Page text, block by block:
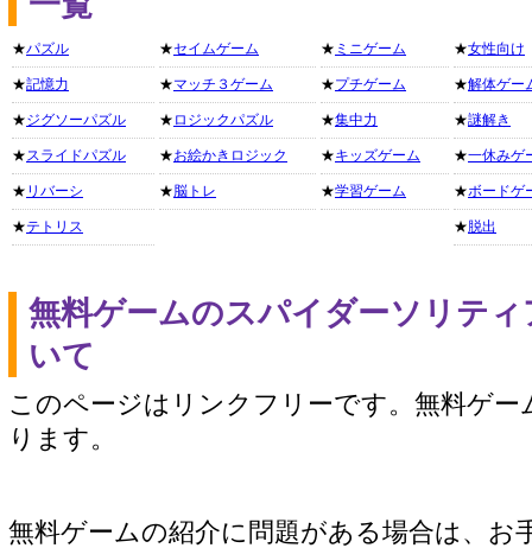
★パズル
★記憶力
★ジグソーパズル
★スライドパズル
★ リバーシ
★テトリス
★セイムゲーム
★マッチ３ゲーム
★ ロジックパズル
★お絵かきロジック
★脳トレ
★ ミニゲーム
★プチゲーム
★集中力
★キッズゲーム
★学習ゲーム
★女性向け
★解体ゲー
★謎解き
★一休みゲ
★ボードゲ
★ 脱出
無料ゲームのスパイダーソリテ
いて
このページはリンクフリーです。無料ゲー
ります。
無料ゲームの紹介に問題がある場合は、お